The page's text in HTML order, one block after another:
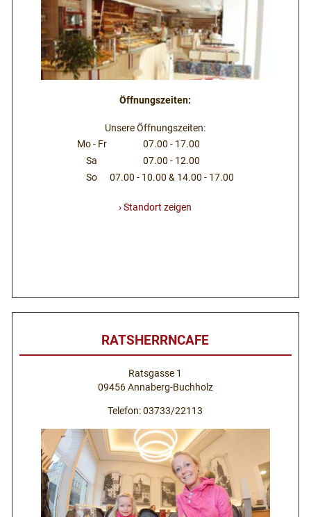
Öffnungszeiten:
Unsere Öffnungszeiten:
Mo - Fr
07.00 - 17.00
Sa
07.00 - 12.00
So
07.00 - 10.00 & 14.00 - 17.00
› Standort zeigen
RATSHERRNCAFE
Ratsgasse 1
09456 Annaberg-Buchholz
Telefon: 03733/22113